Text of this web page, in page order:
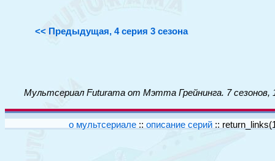
<< Предыдущая, 4 серия 3 сезона
Мультсериал Futurama от Мэтта Грейнинга. 7
о мультсериале :: описание серий ::